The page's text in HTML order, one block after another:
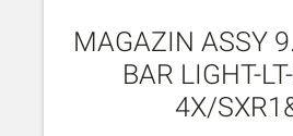
MAGAZIN ASSY
BAR LIGHT-
4X/